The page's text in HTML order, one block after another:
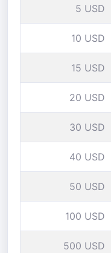
5 USD
10 USD
15 USD
20 USD
30 USD
40 USD
50 USD
100 USD
500 USD